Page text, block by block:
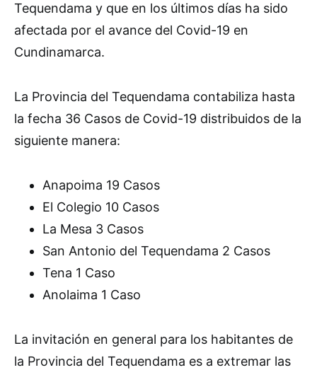
Tequendama y que en los últimos días ha sido
afectada por el avance del Covid-19 en
Cundinamarca.
La Provincia del Tequendama contabiliza hasta
la fecha 36 Casos de Covid-19 distribuidos de la
siguiente manera:
Anapoima 19 Casos
El Colegio 10 Casos
La Mesa 3 Casos
San Antonio del Tequendama 2 Casos
Tena 1 Caso
Anolaima 1 Caso
La invitación en general para los habitantes de
la Provincia del Tequendama es a extremar las